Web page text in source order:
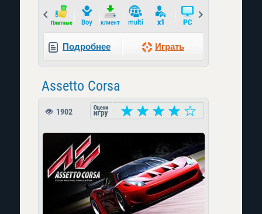
Prev
Подробнее Играть
Assetto Corsa
1902